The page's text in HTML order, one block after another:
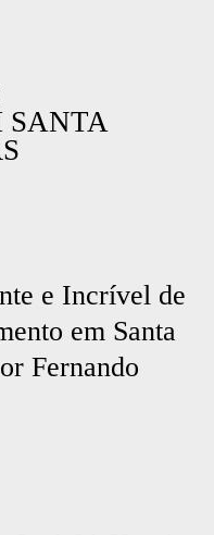
SANTA
e Incrível de
em Santa
Fernando